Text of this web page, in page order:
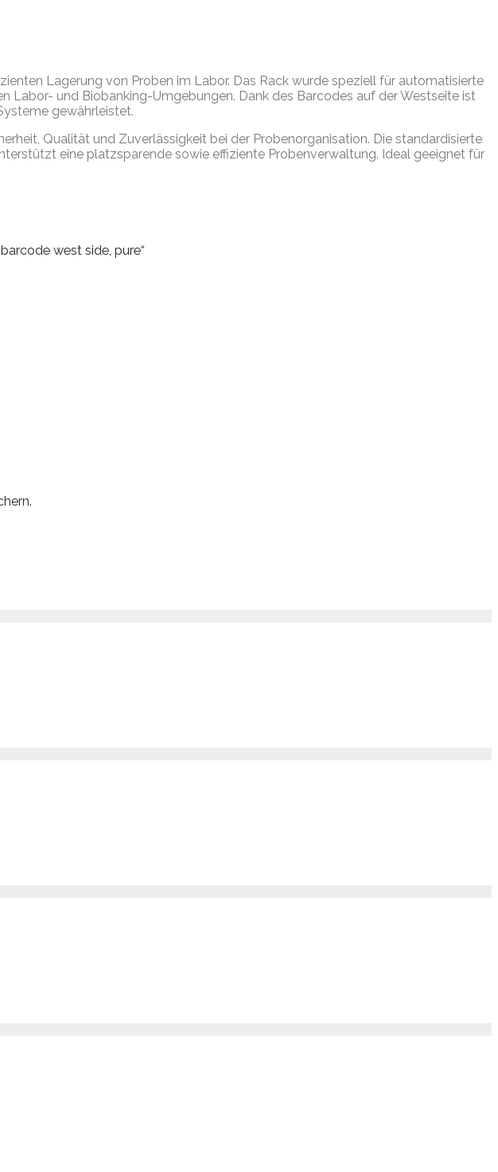
Lagerung von Proben im Labor. Das Rack wurde speziell für automatisierte
und Biobanking-Umgebungen. Dank des Barcodes auf der Westseite ist
gewährleistet.
Qualität und Zuverlässigkeit bei der Probenorganisation. Die standardisierte
eine platzsparende sowie effiziente Probenverwaltung. Ideal geeignet für
west side, pure“